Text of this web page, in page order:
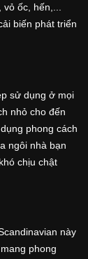
ốc, hến,...
biến phát triển
sử dụng ở mọi
nhỏ cho đến
phong cách
ngôi nhà bạn
chịu chật
này
phong